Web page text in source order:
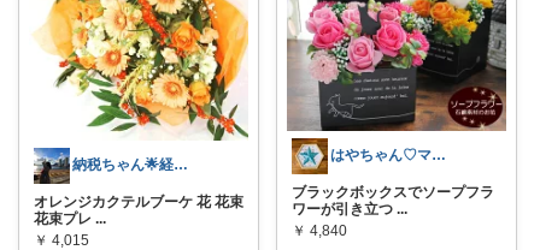
納税ちゃん🌟経由購入★
オレンジカクテルブーケ 花 花束
花束プレ ...
￥ 4,015
はやちゃん♡マラソン🛒✨❣️
ブラックボックスでソープフラ
ワーが引き立つ ...
￥ 4,840